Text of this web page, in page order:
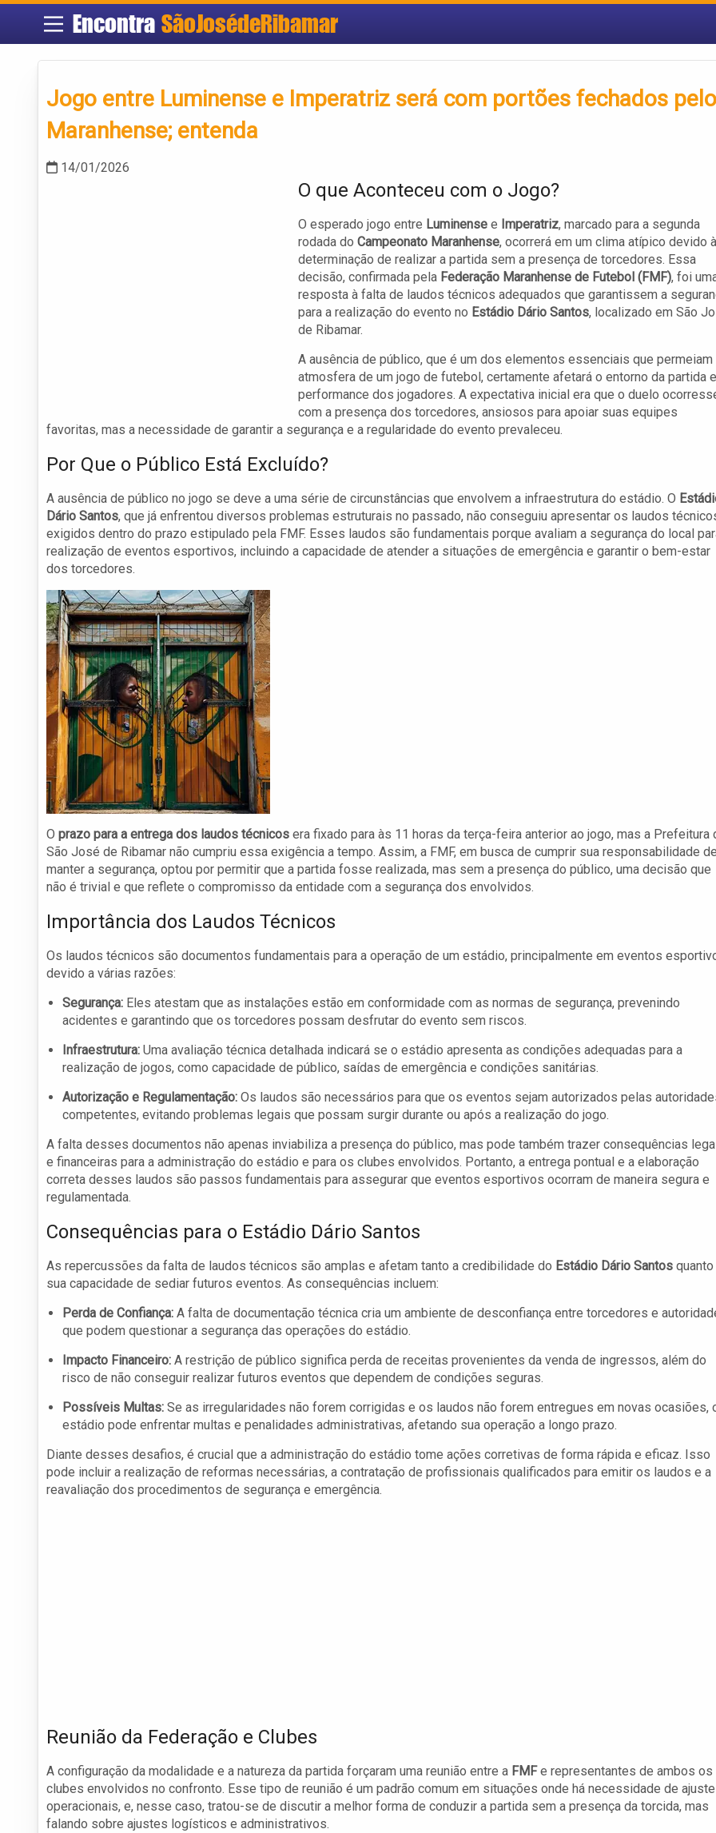
Encontra SãoJosédeRibamar
Jogo entre Luminense e Imperatriz será com portões fechados pelo
Maranhense; entenda
14/01/2026
O que Aconteceu com o Jogo?
O esperado jogo entre Luminense e Imperatriz, marcado para a segunda
rodada do Campeonato Maranhense, ocorrerá em um clima atípico devido à
determinação de realizar a partida sem a presença de torcedores. Essa
decisão, confirmada pela Federação Maranhense de Futebol (FMF), foi
resposta à falta de laudos técnicos adequados que garantissem a
para a realização do evento no Estádio Dário Santos, localizado em São
de Ribamar.
A ausência de público, que é um dos elementos essenciais que permeiam
atmosfera de um jogo de futebol, certamente afetará o entorno da partida
performance dos jogadores. A expectativa inicial era que o duelo
com a presença dos torcedores, ansiosos para apoiar suas equipes
favoritas, mas a necessidade de garantir a segurança e a regularidade do evento prevaleceu.
Por Que o Público Está Excluído?
A ausência de público no jogo se deve a uma série de circunstâncias que envolvem a infraestrutura do estádio. O
Dário Santos, que já enfrentou diversos problemas estruturais no passado, não conseguiu apresentar os laudos
exigidos dentro do prazo estipulado pela FMF. Esses laudos são fundamentais porque avaliam a segurança do local
realização de eventos esportivos, incluindo a capacidade de atender a situações de emergência e garantir o bem-estar
dos torcedores.
O prazo para a entrega dos laudos técnicos era fixado para às 11 horas da terça-feira anterior ao jogo, mas a Prefeitura
São José de Ribamar não cumpriu essa exigência a tempo. Assim, a FMF, em busca de cumprir sua responsabilidade
manter a segurança, optou por permitir que a partida fosse realizada, mas sem a presença do público, uma decisão que
não é trivial e que reflete o compromisso da entidade com a segurança dos envolvidos.
Importância dos Laudos Técnicos
Os laudos técnicos são documentos fundamentais para a operação de um estádio, principalmente em eventos
devido a várias razões:
Segurança: Eles atestam que as instalações estão em conformidade com as normas de segurança, prevenindo
acidentes e garantindo que os torcedores possam desfrutar do evento sem riscos.
Infraestrutura: Uma avaliação técnica detalhada indicará se o estádio apresenta as condições adequadas para a
realização de jogos, como capacidade de público, saídas de emergência e condições sanitárias.
Autorização e Regulamentação: Os laudos são necessários para que os eventos sejam autorizados pelas
competentes, evitando problemas legais que possam surgir durante ou após a realização do jogo.
A falta desses documentos não apenas inviabiliza a presença do público, mas pode também trazer consequências
e financeiras para a administração do estádio e para os clubes envolvidos. Portanto, a entrega pontual e a elaboração
correta desses laudos são passos fundamentais para assegurar que eventos esportivos ocorram de maneira segura e
regulamentada.
Consequências para o Estádio Dário Santos
As repercussões da falta de laudos técnicos são amplas e afetam tanto a credibilidade do Estádio Dário Santos quanto
sua capacidade de sediar futuros eventos. As consequências incluem:
Perda de Confiança: A falta de documentação técnica cria um ambiente de desconfiança entre torcedores e
que podem questionar a segurança das operações do estádio.
Impacto Financeiro: A restrição de público significa perda de receitas provenientes da venda de ingressos, além do
risco de não conseguir realizar futuros eventos que dependem de condições seguras.
Possíveis Multas: Se as irregularidades não forem corrigidas e os laudos não forem entregues em novas ocasiões,
estádio pode enfrentar multas e penalidades administrativas, afetando sua operação a longo prazo.
Diante desses desafios, é crucial que a administração do estádio tome ações corretivas de forma rápida e eficaz. Isso
pode incluir a realização de reformas necessárias, a contratação de profissionais qualificados para emitir os laudos e a
reavaliação dos procedimentos de segurança e emergência.
Reunião da Federação e Clubes
A configuração da modalidade e a natureza da partida forçaram uma reunião entre a FMFe representantes de ambos os
clubes envolvidos no confronto. Esse tipo de reunião é um padrão comum em situações onde há necessidade de
operacionais, e, nesse caso, tratou-se de discutir a melhor forma de conduzir a partida sem a presença da torcida, mas
falando sobre ajustes logísticos e administrativos.